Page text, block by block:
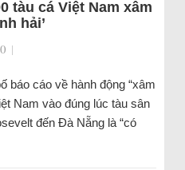
tàu cá Việt Nam xâm
hải’
|
báo cáo về hành động “xâm
Nam vào đúng lúc tàu sân
đến Đà Nẵng là “có